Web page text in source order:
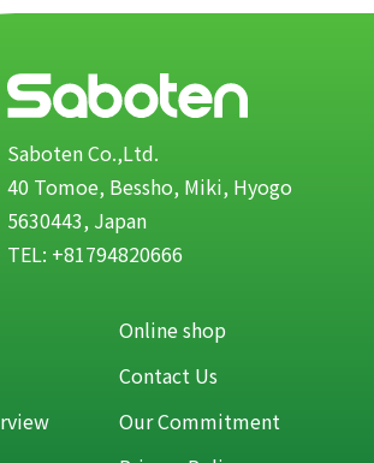
Saboten Co.,Ltd.
40 Tomoe, Bessho, Miki, Hyogo
5630443, Japan
TEL: +81794820666
Online shop
Contact Us
Our Commitment